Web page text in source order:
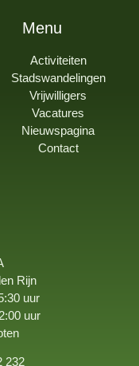
Menu
Activiteiten
Stadswandelingen
Vrijwilligers
Vacatures
Nieuwspagina
Contact
Rijn
uur
uur
232